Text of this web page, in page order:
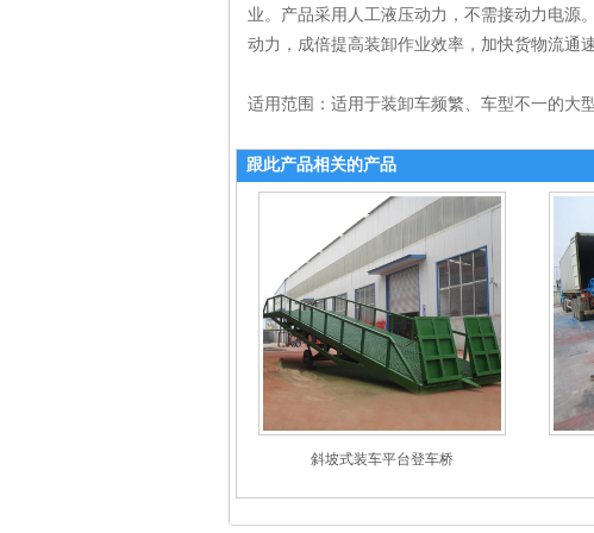
业。产品采用人工液压动力，不需接动力电源
动力，成倍提高装卸作业效率，加快货物流通
适用范围：适用于装卸车频繁、车型不一的大
跟此产品相关的产品
斜坡式装车平台登车桥